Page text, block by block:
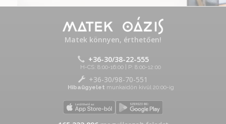
Matek könnyen, érthetően!
+36-30/38-22-555
H-CS: 8:00-16:00 | P: 8:00-12:00
+36-30/98-70-551
Hibaügyelet munkaidőn kívül 20:00-ig